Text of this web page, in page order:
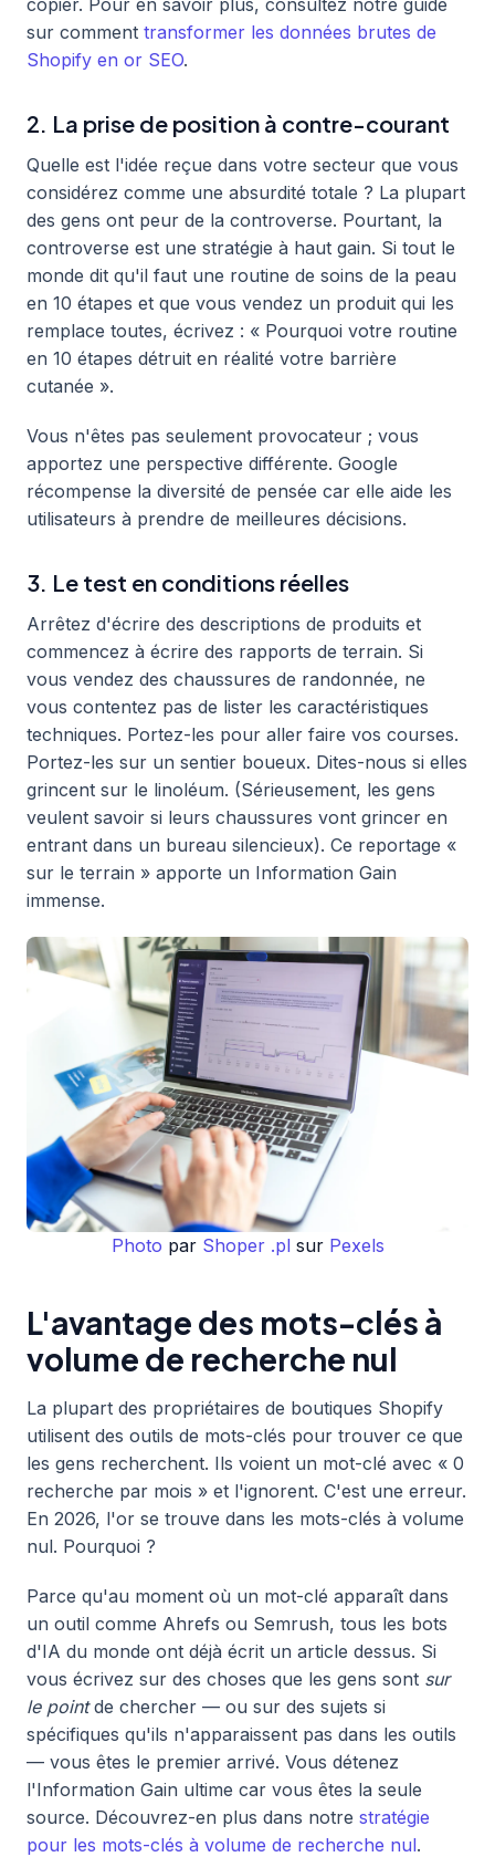
copier. Pour en savoir plus, consultez notre guide
sur comment transformer les données brutes de
Shopify en or SEO.
2. La prise de position à contre-courant
Quelle est l'idée reçue dans votre secteur que vous
considérez comme une absurdité totale ? La plupart
des gens ont peur de la controverse. Pourtant, la
controverse est une stratégie à haut gain. Si tout le
monde dit qu'il faut une routine de soins de la peau
en 10 étapes et que vous vendez un produit qui les
remplace toutes, écrivez : « Pourquoi votre routine
en 10 étapes détruit en réalité votre barrière
cutanée ».
Vous n'êtes pas seulement provocateur ; vous
apportez une perspective différente. Google
récompense la diversité de pensée car elle aide les
utilisateurs à prendre de meilleures décisions.
3. Le test en conditions réelles
Arrêtez d'écrire des descriptions de produits et
commencez à écrire des rapports de terrain. Si
vous vendez des chaussures de randonnée, ne
vous contentez pas de lister les caractéristiques
techniques. Portez-les pour aller faire vos courses.
Portez-les sur un sentier boueux. Dites-nous si elles
grincent sur le linoléum. (Sérieusement, les gens
veulent savoir si leurs chaussures vont grincer en
entrant dans un bureau silencieux). Ce reportage «
sur le terrain » apporte un Information Gain
immense.
Photo par Shoper .pl sur Pexels
L'avantage des mots-clés à
volume de recherche nul
La plupart des propriétaires de boutiques Shopify
utilisent des outils de mots-clés pour trouver ce que
les gens recherchent. Ils voient un mot-clé avec « 0
recherche par mois » et l'ignorent. C'est une erreur.
En 2026, l'or se trouve dans les mots-clés à volume
nul. Pourquoi ?
Parce qu'au moment où un mot-clé apparaît dans
un outil comme Ahrefs ou Semrush, tous les bots
d'IA du monde ont déjà écrit un article dessus. Si
vous écrivez sur des choses que les gens sont sur
le pointde chercher — ou sur des sujets si
spécifiques qu'ils n'apparaissent pas dans les outils
— vous êtes le premier arrivé. Vous détenez
l'Information Gain ultime car vous êtes la seule
source. Découvrez-en plus dans notre stratégie
pour les mots-clés à volume de recherche nul.